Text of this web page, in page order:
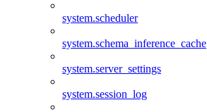
system.scheduler
system.schema_inference_cache
system.server_settings
system.session_log